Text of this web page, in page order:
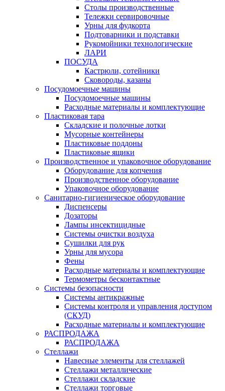
Столы производственные
Тележки сервировочные
Урны для фудкорта
Подтоварники и подставки
Рукомойники технологические
ЛАРИ
ПОСУДА
Кастрюли, сотейники
Сковороды, казаны
Посудомоечные машины
Посудомоечные машины
Расходные материалы и комплектующие
Пластиковая тара
Складские и полочные лотки
Мусорные контейнеры
Пластиковые поддоны
Пластиковые ящики
Производственное и упаковочное оборудование
Оборудование для копчения
Производственное оборудование
Упаковочное оборудование
Санитарно-гигиеническое оборудование
Диспенсеры
Дозаторы
Лампы инсектицидные
Системы очистки воздуха
Сушилки для рук
Урны для мусора
Фены
Расходные материалы и комплектующие
Термометры бесконтактные
Системы безопасности
Системы антикражные
Системы контроля и управления доступом
(СКУД)
Расходные материалы и комплектующие
РАСПРОДАЖА
РАСПРОДАЖА
Стеллажи
Навесные элементы для стеллажей
Стеллажи металлические
Стеллажи складские
Стеллажи торговые